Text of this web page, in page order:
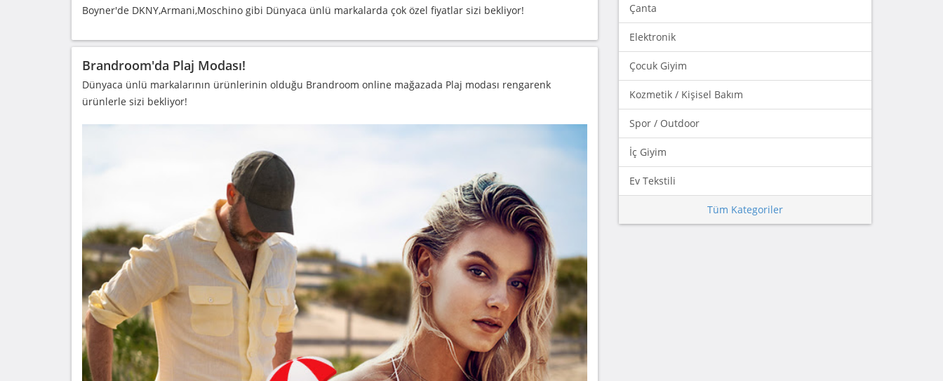
Boyner'de DKNY,Armani,Moschino gibi Dünyaca ünlü markalarda çok özel fiyatlar sizi bekliyor!
Brandroom'da Plaj Modası!
Dünyaca ünlü markalarının ürünlerinin olduğu Brandroom online mağazada Plaj modası rengarenk
ürünlerle sizi bekliyor!
Çanta
Elektronik
Çocuk Giyim
Kozmetik / Kişisel Bakım
Spor / Outdoor
İç Giyim
Ev Tekstili
Tüm Kategoriler